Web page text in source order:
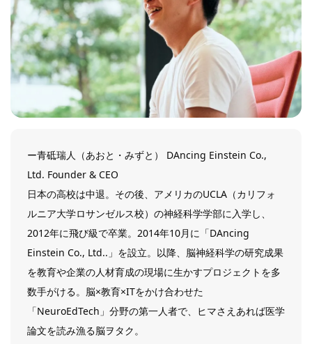
ー青砥瑞人（あおと・みずと） DAncing Einstein Co.,
Ltd. Founder & CEO
日本の高校は中退。その後、アメリカのUCLA（カリフォ
ルニア大学ロサンゼルス校）の神経科学学部に入学し、
2012年に飛び級で卒業。2014年10月に「DAncing
Einstein Co., Ltd..」を設立。以降、脳神経科学の研究成果
を教育や企業の人材育成の現場に生かすプロジェクトを多
数手がける。脳×教育×ITをかけ合わせた
「NeuroEdTech」分野の第一人者で、ヒマさえあれば医学
論文を読み漁る脳ヲタク。